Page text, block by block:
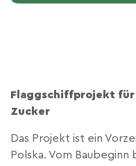
Flaggschiffprojekt für
Zucker
Das Projekt ist ein
Polska. Vom